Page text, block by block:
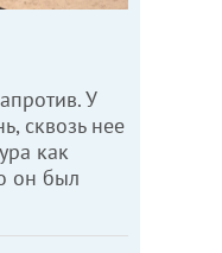
У
сквозь нее
как
он был